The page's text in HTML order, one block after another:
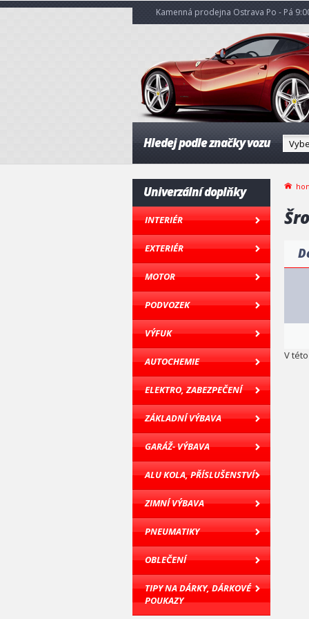
Kamenná prodejna Ostrava Po - Pá
Hledej podle značky vozu
Univerzální doplňky
INTERIÉR
EXTERIÉR
MOTOR
PODVOZEK
VÝFUK
AUTOCHEMIE
ELEKTRO, ZABEZPEČENÍ
ZÁKLADNÍ VÝBAVA
GARÁŽ- VÝBAVA
ALU KOLA, PŘÍSLUŠENSTVÍ
ZIMNÍ VÝBAVA
PNEUMATIKY
OBLEČENÍ
TIPY NA DÁRKY, DÁRKOVÉ
POUKAZY
V